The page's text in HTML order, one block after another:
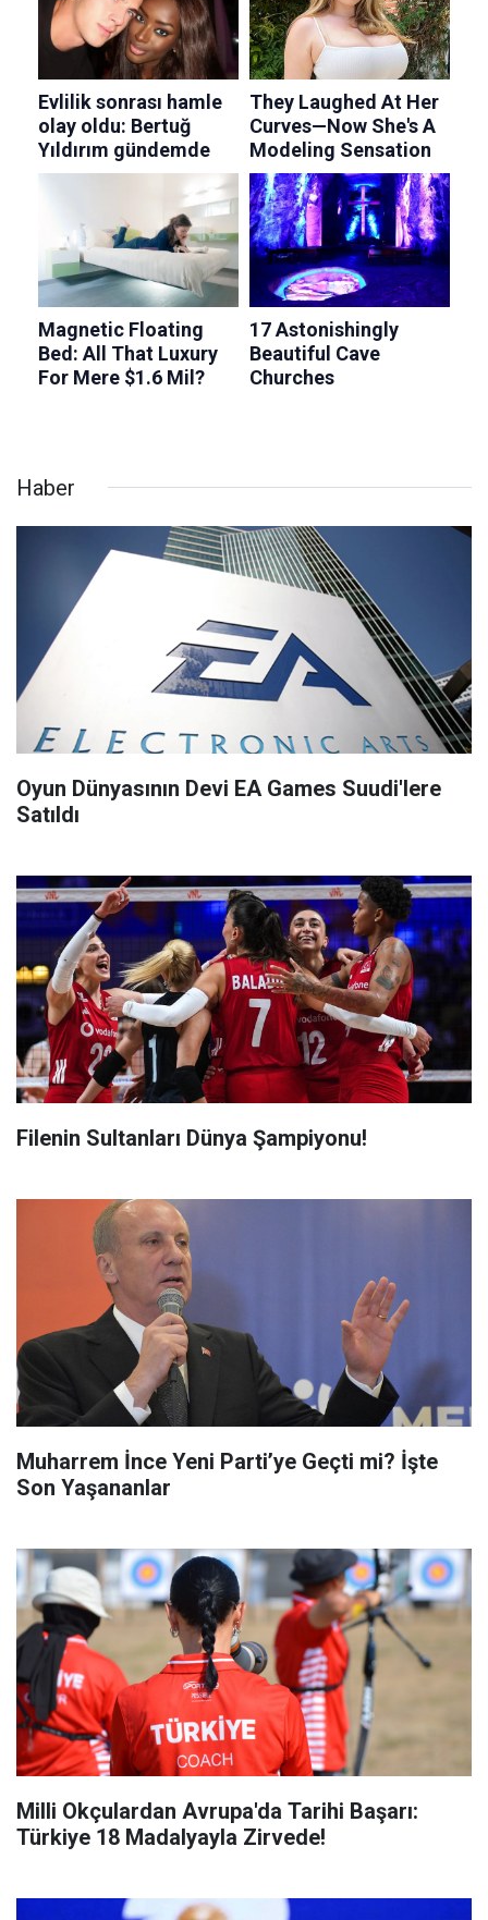
Haber
Oyun Dünyasının Devi EA Games Suudi'lere
Satıldı
Filenin Sultanları Dünya Şampiyonu!
Muharrem İnce Yeni Parti’ye Geçti mi? İşte
Son Yaşananlar
Milli Okçulardan Avrupa'da Tarihi Başarı:
Türkiye 18 Madalyayla Zirvede!